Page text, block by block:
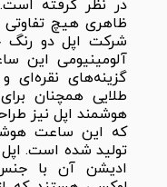
شرکت اپل دو رنگ
آلومینیومی این
گزینه‌های نقره‌ای
طلایی همچنان
هوشمند اپل نیز
که این ساعت
ادیشن آن با